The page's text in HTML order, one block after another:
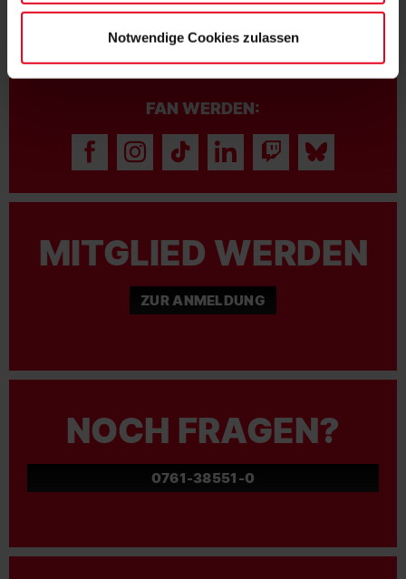
Notwendige Cookies zulassen
FAN WERDEN:
MITGLIED WERDEN
ZUR ANMELDUNG
NOCH FRAGEN?
0761-38551-0